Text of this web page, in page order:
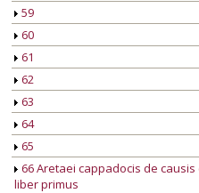
59
60
61
62
63
64
65
66 Aretaei cappadocis de
liber primus